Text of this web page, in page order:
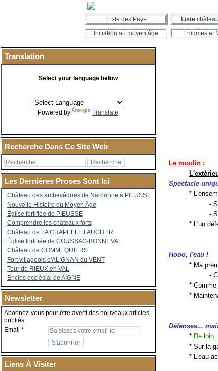
Liste des Pays Liste
Initiation au moyen âge
Enigmes et
Translation
Select your language below
Powered by Translate
Recherche Dans Ce Site Web
Les Dernières Proses Sont Ici
Château des archevêques de Narbonne à PIEUSSE
Nouvelle Histoire du Moyen Âge
Église fortifiée de PIEUSSE
Comprendre les châteaux forts
Château de LA CHAPELLE FAUCHER
Église fortifiée de COUSSAC-BONNEVAL
Château de COMMEQUIERS
Fort villageois d'ALIGNAN du VENT
Tour de RIEUX en VAL
Enclos ecclésial de AIGNE
Newsletter
Abonnez-vous pour être averti des nouveaux articles
publiés.
Email
Liens À Visiter
Le moulin :
Spectacle
*
-
-
* L'un
Hooo, l'eau !
* Ma
-
*
*
Défenses...
* De
* Sur la
* L'eau